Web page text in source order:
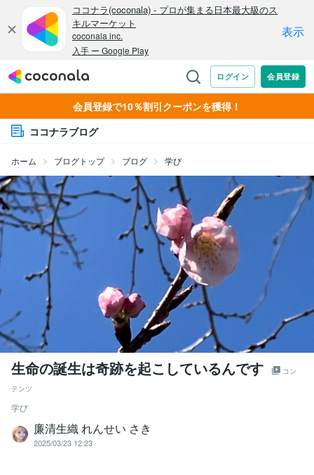
会員登録で10％割引クーポンを獲得！
ココナラブログ
ホーム ブログトップ ブログ 学び
生命の誕生は奇跡を起こしているんです
コン
テンツ
学び
廉清生織 れんせい さき
2025/03/23 12:23